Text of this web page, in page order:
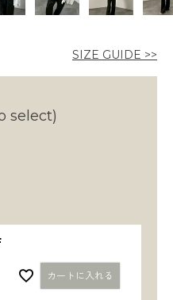
表示しないSIZE GUIDE >>
select)
カートに入れる